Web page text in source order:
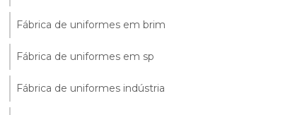
Fábrica de uniformes em brim
Fábrica de uniformes em sp
Fábrica de uniformes indústria